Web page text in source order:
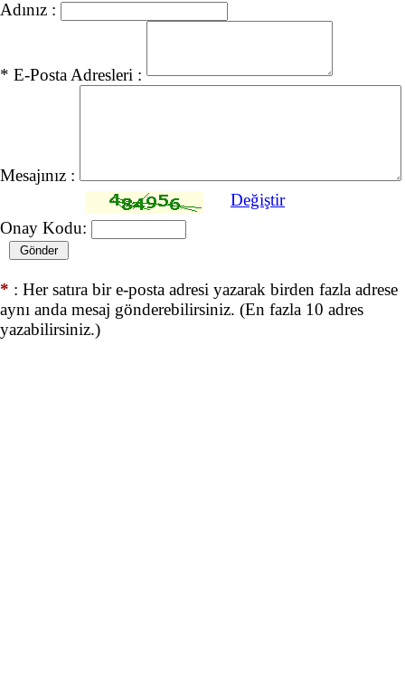
Adınız :
* E-Posta Adresleri :
Mesajınız :
Değiştir
Onay Kodu:
* : Her satıra bir e-posta adresi yazarak birden fazla adrese
aynı anda mesaj gönderebilirsiniz. (En fazla 10 adres
yazabilirsiniz.)